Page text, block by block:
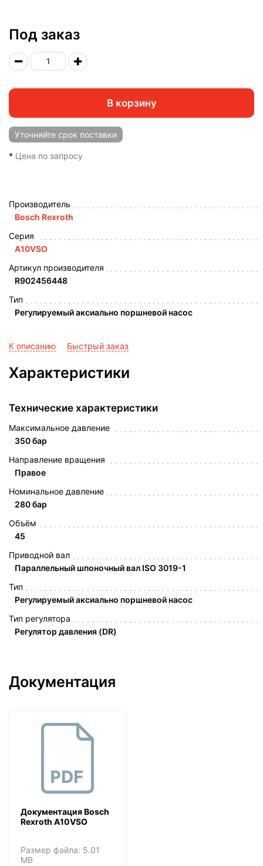
Под заказ
В корзину
Уточняйте срок поставки
* Цена по запросу
Производитель
Bosch Rexroth
Серия
A10VSO
Артикул производителя
R902456448
Тип
Регулируемый аксиально поршневой насос
К описанию Быстрый заказ
Характеристики
Технические характеристики
Максимальное давление
350 бар
Направление вращения
Правое
Номинальное давление
280 бар
Объём
45
Приводной вал
Параллельный шпоночный вал ISO 3019-1
Тип
Регулируемый аксиально поршневой насос
Тип регулятора
Регулятор давления (DR)
Документация
Документация Bosch
Rexroth A10VSO
Размер файла: 5.01
MB